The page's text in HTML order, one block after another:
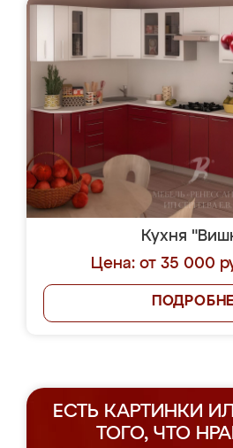
Кухня
Цена: от 35 000
ЕСТЬ КАРТИНКИ
ТОГО, ЧТО